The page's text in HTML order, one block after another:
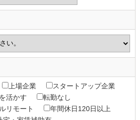
上場企業
スタートアップ企業
活かす
転勤なし
リモート
年間休日120日以上